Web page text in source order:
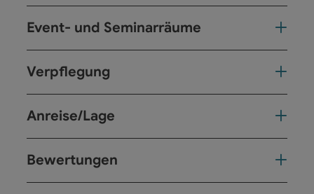
Event- und Seminarräume
Verpflegung
Anreise/Lage
Bewertungen